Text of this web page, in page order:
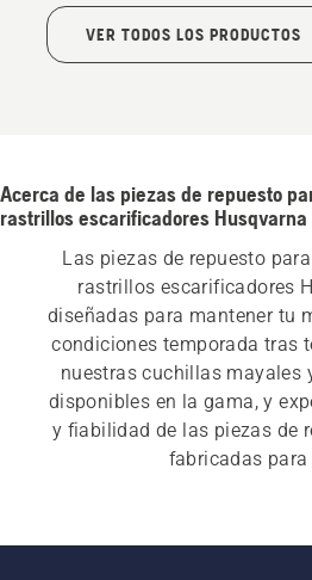
VER TODOS LOS PRODUCTOS
Acerca de las piezas de repuesto
rastrillos escarificadores Husqvarna
Las piezas de repuesto
rastrillos escarificadores
diseñadas para mantener tu
condiciones temporada tras
nuestras cuchillas mayales
disponibles en la gama, y
y fiabilidad de las piezas de
fabricadas para